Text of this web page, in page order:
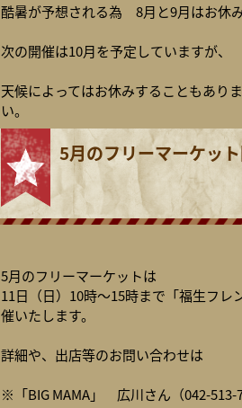
酷暑が予想される為 8月と9月はお休み
次の開催は10月を予定していますが、
天候によってはお休みすることもあり
い。
5月のフリーマーケッ
5月のフリーマーケットは
11日（日）10時～15時まで「福生フレ
催いたします。
詳細や、出店等のお問い合わせは
※「BIG MAMA」 広川さん（042-513-